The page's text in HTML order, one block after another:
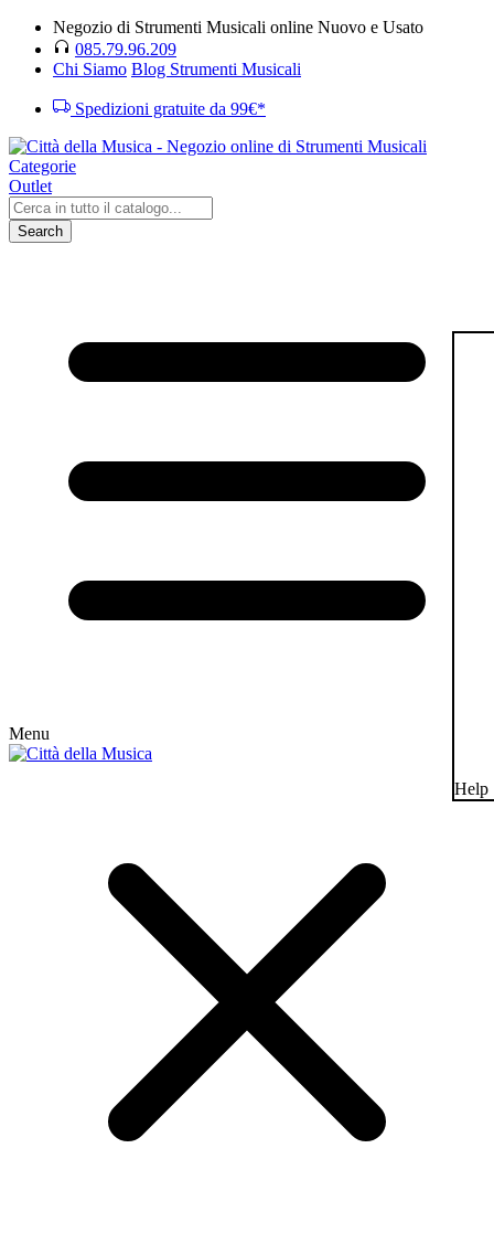
Negozio di Strumenti Musicali online Nuovo e Usato
085.79.96.209
Chi Siamo Blog Strumenti Musicali
Spedizioni gratuite da 99€*
Categorie
Outlet
Search
Menu
Help